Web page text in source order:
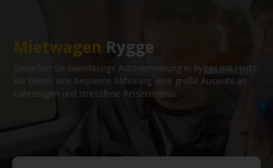
Mietwagen Rygge
Genießen Sie zuverlässige Autovermietung in Rygge mit Hertz.
Wir bieten eine bequeme Abholung, eine große Auswahl an
Fahrzeugen und stressfreie Reiseerlebnis.